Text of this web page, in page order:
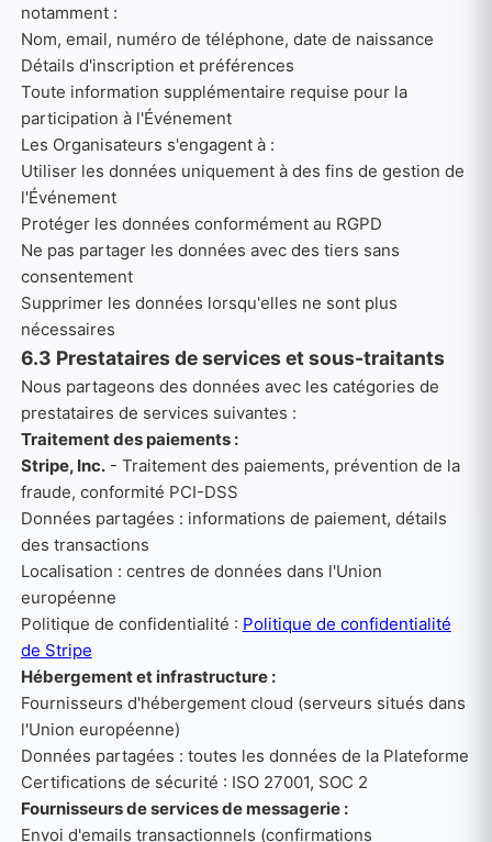
notamment :
Nom, email, numéro de téléphone, date de naissance
Détails d'inscription et préférences
Toute information supplémentaire requise pour la
participation à l'Événement
Les Organisateurs s'engagent à :
Utiliser les données uniquement à des fins de gestion de
l'Événement
Protéger les données conformément au RGPD
Ne pas partager les données avec des tiers sans
consentement
Supprimer les données lorsqu'elles ne sont plus
nécessaires
6.3 Prestataires de services et sous-traitants
Nous partageons des données avec les catégories de
prestataires de services suivantes :
Traitement des paiements :
Stripe, Inc.- Traitement des paiements, prévention de la
fraude, conformité PCI-DSS
Données partagées : informations de paiement, détails
des transactions
Localisation : centres de données dans l'Union
européenne
Politique de confidentialité : Politique de confidentialité
de Stripe
Hébergement et infrastructure :
Fournisseurs d'hébergement cloud (serveurs situés dans
l'Union européenne)
Données partagées : toutes les données de la Plateforme
Certifications de sécurité : ISO 27001, SOC 2
Fournisseurs de services de messagerie :
Envoi d'emails transactionnels (confirmations